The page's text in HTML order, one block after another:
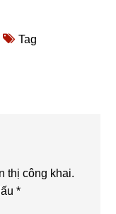
Tag
thị công khai.
*